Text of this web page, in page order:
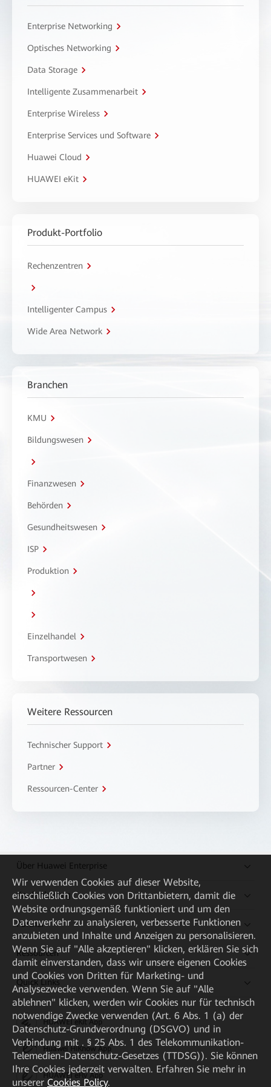
Enterprise Networking
Optisches Networking
Data Storage
Intelligente Zusammenarbeit
Enterprise Wireless
Enterprise Services und Software
Huawei Cloud
HUAWEI eKit
Produkt-Portfolio
Rechenzentren
Intelligenter Campus
Wide Area Network
Branchen
KMU
Bildungswesen
Finanzwesen
Behörden
Gesundheitswesen
ISP
Produktion
Einzelhandel
Transportwesen
Weitere Ressourcen
Technischer Support
Partner
Ressourcen-Center
Über Huawei Enterprise
Kaufanleitung
Partner
Ressourcen
Quick Links
HUAWEI eKit App
Huawei HiKnow App
HUAWEI eFly App
Wir verwenden Cookies auf dieser Website,
einschließlich Cookies von Drittanbietern, damit die
Website ordnungsgemäß funktioniert und um den
Datenverkehr zu analysieren, verbesserte Funktionen
anzubieten und Inhalte und Anzeigen zu personalisieren.
Wenn Sie auf "Alle akzeptieren" klicken, erklären Sie sich
damit einverstanden, dass wir unsere eigenen Cookies
und Cookies von Dritten für Marketing- und
Analysezwecke verwenden. Wenn Sie auf "Alle
ablehnen" klicken, werden wir Cookies nur für technisch
notwendige Zwecke verwenden (Art. 6 Abs. 1 (a) der
Datenschutz-Grundverordnung (DSGVO) und in
Verbindung mit . § 25 Abs. 1 des Telekommunikation-
Telemedien-Datenschutz-Gesetzes (TTDSG)). Sie können
Ihre Cookies jederzeit verwalten. Erfahren Sie mehr in
unserer Cookies Policy.